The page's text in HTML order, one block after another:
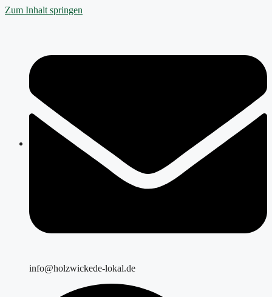
Zum Inhalt springen
info@holzwickede-lokal.de